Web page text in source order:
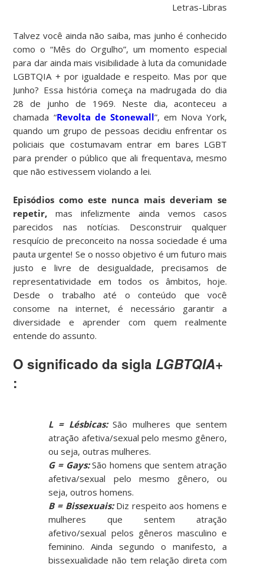
Letras-Libras
Talvez você ainda não saiba, mas junho é conhecido
como o “Mês do Orgulho”, um momento especial
para dar ainda mais visibilidade à luta da comunidade
LGBTQIA + por igualdade e respeito. Mas por que
Junho? Essa história começa na madrugada do dia
28 de junho de 1969. Neste dia, aconteceu a
chamada “Revolta de Stonewall”, em Nova York,
quando um grupo de pessoas decidiu enfrentar os
policiais que costumavam entrar em bares LGBT
para prender o público que ali frequentava, mesmo
que não estivessem violando a lei.
Episódios como este nunca mais deveriam se
repetir, mas infelizmente ainda vemos casos
parecidos nas notícias. Desconstruir qualquer
resquício de preconceito na nossa sociedade é uma
pauta urgente! Se o nosso objetivo é um futuro mais
justo e livre de desigualdade, precisamos de
representatividade em todos os âmbitos, hoje.
Desde o trabalho até o conteúdo que você
consome na internet, é necessário garantir a
diversidade e aprender com quem realmente
entende do assunto.
O significado da sigla LGBTQIA+
:
L = Lésbicas:São mulheres que sentem
atração afetiva/sexual pelo mesmo gênero,
ou seja, outras mulheres.
G = Gays:São homens que sentem atração
afetiva/sexual pelo mesmo gênero, ou
seja, outros homens.
B = Bissexuais:Diz respeito aos homens e
mulheres que sentem atração
afetivo/sexual pelos gêneros masculino e
feminino. Ainda segundo o manifesto, a
bissexualidade não tem relação direta com